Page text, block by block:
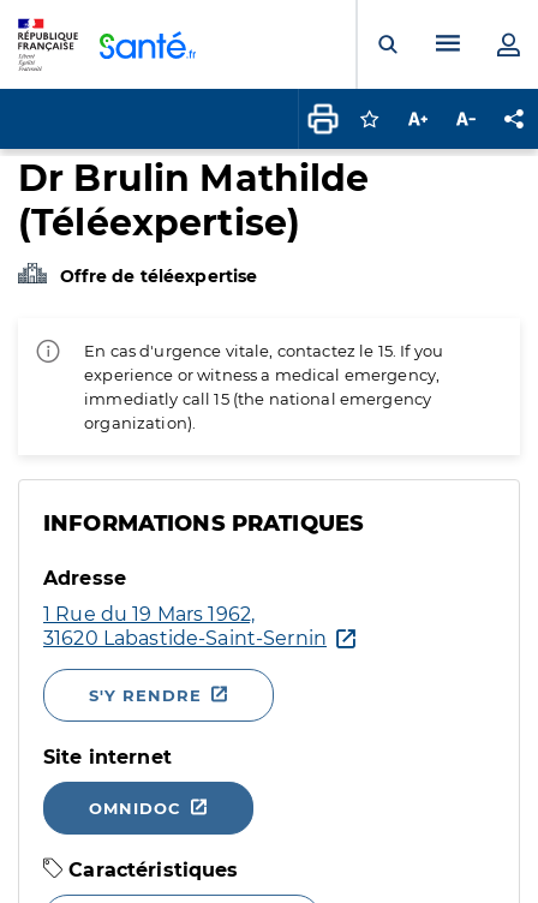
Ouvrir laMenu
Connectez-vous
Augmenter la
Dr Brulin Mathilde
(Téléexpertise)
Offre de téléexpertise
En cas d'urgence vitale, contactez le 15. If you
experience or witness a medical emergency,
immediatly call 15 (the national emergency
organization).
INFORMATIONS PRATIQUES
Adresse
1 Rue du 19 Mars 1962,
31620 Labastide-Saint-Sernin
S'Y RENDRE
Site internet
OMNIDOC
Caractéristiques